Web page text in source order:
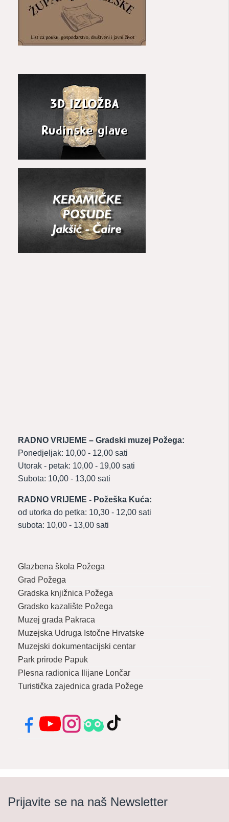
RADNO VRIJEME – Gradski muzej Požega:
Ponedjeljak: 10,00 - 12,00 sati
Utorak - petak: 10,00 - 19,00 sati
Subota: 10,00 - 13,00 sati
RADNO VRIJEME - Požeška Kuća:
od utorka do petka: 10,30 - 12,00 sati
subota: 10,00 - 13,00 sati
Glazbena škola Požega
Grad Požega
Gradska knjižnica Požega
Gradsko kazalište Požega
Muzej grada Pakraca
Muzejska Udruga Istočne Hrvatske
Muzejski dokumentacijski centar
Park prirode Papuk
Plesna radionica Ilijane Lončar
Turistička zajednica grada Požege
FacebookYouTubeInstagramTripadvisor
TikTok
Prijavite se na naš Newsletter